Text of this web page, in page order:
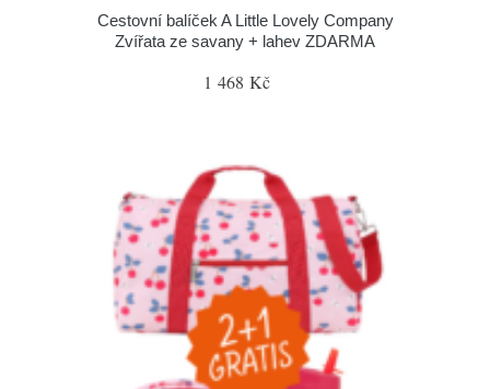
Cestovní balíček A Little Lovely Company
Zvířata ze savany + lahev ZDARMA
1 468 Kč